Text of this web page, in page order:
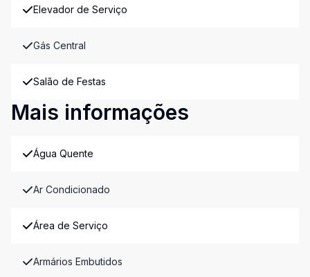
Elevador de Serviço
Gás Central
Salão de Festas
Mais informações
Água Quente
Ar Condicionado
Área de Serviço
Armários Embutidos